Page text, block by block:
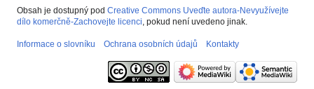
Obsah je dostupný pod Creative Commons Uveďte autora-Nevyužívejte
dílo komerčně-Zachovejte licenci, pokud není uvedeno jinak.
Informace o slovníku Ochrana osobních údajů Kontakty